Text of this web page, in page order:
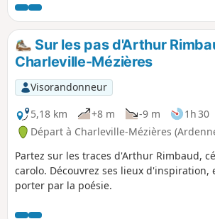
l'arrivée par la Voie Verte.
Sur les pas d'Arthur
Charleville-Mézières
Visorandonneur
5,18 km
+8 m -9 m 1h 30
Départ à Charleville-Mézières
Partez sur les traces d'Arthur Rimbaud,
carolo. Découvrez ses lieux d'inspiration,
porter par la poésie.